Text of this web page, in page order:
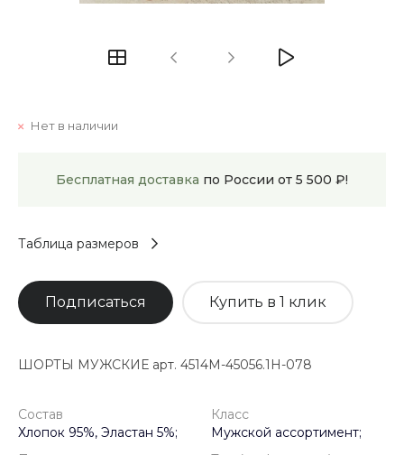
Нет в наличии
Бесплатная доставка по России от 5 500 ₽!
Таблица размеров
Подписаться Купить в 1 клик
ШОРТЫ МУЖСКИЕ арт. 4514M-45056.1H-078
Состав
Хлопок 95%, Эластан 5%;
Класс
Мужской ассортимент;